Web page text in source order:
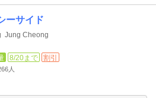
ーサイド
Jung Cheong
8/20まで 割引
人